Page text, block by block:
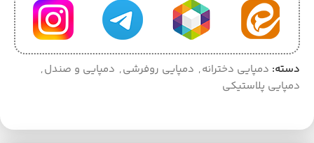
دسته: دمپایی دخترانه, دمپایی روفرشی, دمپایی و صندل,
دمپایی پلاستیکی